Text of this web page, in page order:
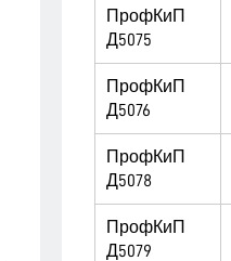
ПрофКиП
Д5075
ПрофКиП
Д5076
ПрофКиП
Д5078
ПрофКиП
Д5079